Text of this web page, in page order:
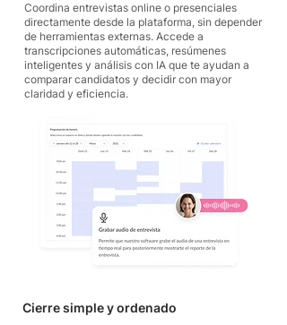
Coordina entrevistas online o presenciales
directamente desde la plataforma, sin depender
de herramientas externas. Accede a
transcripciones automáticas, resúmenes
inteligentes y análisis con IA que te ayudan a
comparar candidatos y decidir con mayor
claridad y eficiencia.
Cierre simple y ordenado